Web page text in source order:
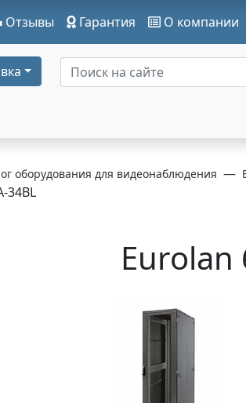
Отзывы Гарантия О компании
оборудования для видеонаблюдения
34BL
Eurolan